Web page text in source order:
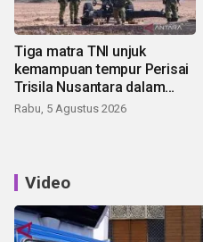
Tiga matra TNI unjuk
kemampuan tempur Perisai
Trisila Nusantara dalam
latihan di Kepri
Rabu, 5 Agustus 2026
Video